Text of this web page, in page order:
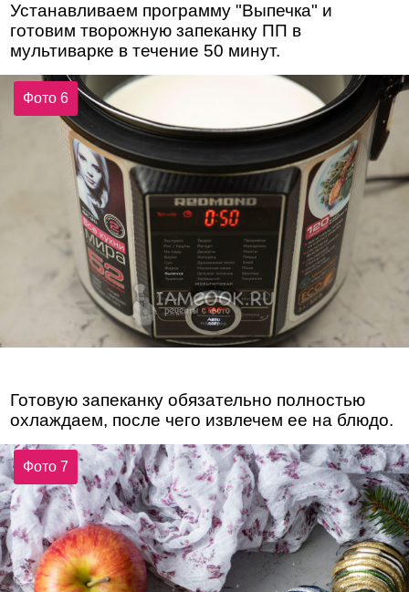
Устанавливаем программу "Выпечка" и
готовим творожную запеканку ПП в
мультиварке в течение 50 минут.
Фото 6
Готовую запеканку обязательно полностью
охлаждаем, после чего извлечем ее на блюдо.
Фото 7